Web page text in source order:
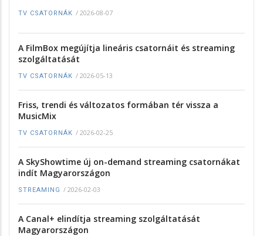
TV CSATORNÁK / 2026-08-07
A FilmBox megújítja lineáris csatornáit és streaming
szolgáltatását
TV CSATORNÁK / 2026-05-13
Friss, trendi és változatos formában tér vissza a
MusicMix
TV CSATORNÁK / 2026-02-25
A SkyShowtime új on-demand streaming csatornákat
indít Magyarországon
STREAMING / 2026-02-03
A Canal+ elindítja streaming szolgáltatását
Magyarországon